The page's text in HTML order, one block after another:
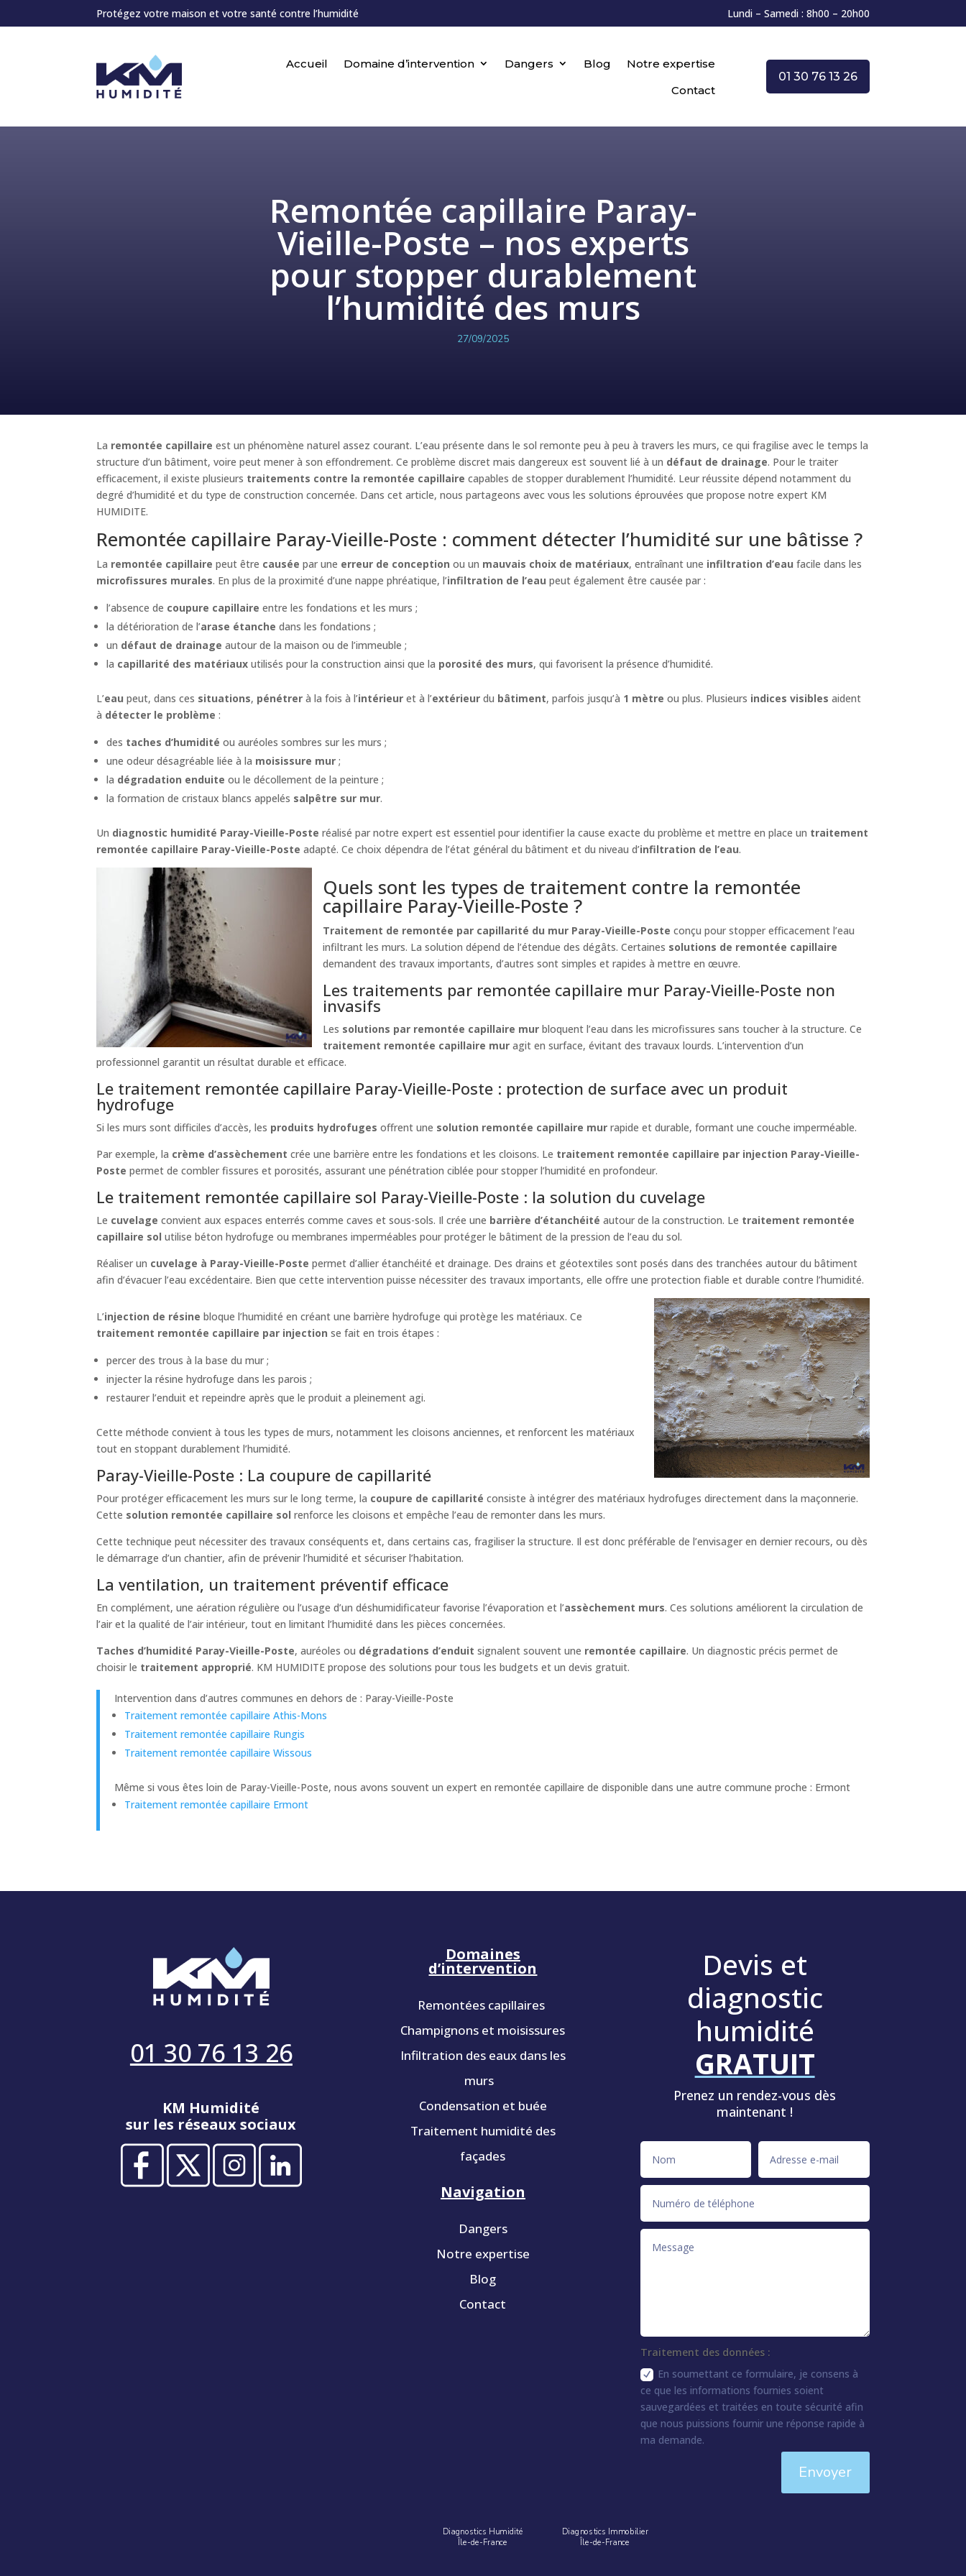
Protégez votre maison et votre santé contre l’humidité Lundi – Samedi : 8h00 – 20h00
Accueil Domaine d’intervention Dangers Blog
Notre expertise
Contact
01 30 76 13 26
Remontée capillaire Paray-
Vieille-Poste – nos experts
pour stopper durablement
l’humidité des murs
27/09/2025
La remontée capillaire est un phénomène naturel assez courant. L’eau présente dans le sol remonte peu à peu à travers les murs, ce qui fragilise avec le temps la
structure d’un bâtiment, voire peut mener à son effondrement. Ce problème discret mais dangereux est souvent lié à un défaut de drainage. Pour le traiter
efficacement, il existe plusieurs traitements contre la remontée capillaire capables de stopper durablement l’humidité. Leur réussite dépend notamment du
degré d’humidité et du type de construction concernée. Dans cet article, nous partageons avec vous les solutions éprouvées que propose notre expert KM
HUMIDITE.
Remontée capillaire Paray-Vieille-Poste : comment détecter l’humidité sur une bâtisse ?
La remontée capillaire peut être causée par une erreur de conception ou un mauvais choix de matériaux, entraînant une infiltration d’eau facile dans les
microfissures murales. En plus de la proximité d’une nappe phréatique, l’infiltration de l’eau peut également être causée par :
l’absence de coupure capillaire entre les fondations et les murs ;
la détérioration de l’arase étanche dans les fondations ;
un défaut de drainage autour de la maison ou de l’immeuble ;
la capillarité des matériaux utilisés pour la construction ainsi que la porosité des murs, qui favorisent la présence d’humidité.
L’eau peut, dans ces situations, pénétrer à la fois à l’intérieur et à l’extérieur du bâtiment, parfois jusqu’à 1 mètre ou plus. Plusieurs indices visibles aident
à détecter le problème :
des taches d’humidité ou auréoles sombres sur les murs ;
une odeur désagréable liée à la moisissure mur ;
la dégradation enduite ou le décollement de la peinture ;
la formation de cristaux blancs appelés salpêtre sur mur.
Un diagnostic humidité Paray-Vieille-Poste réalisé par notre expert est essentiel pour identifier la cause exacte du problème et mettre en place un traitement
remontée capillaire Paray-Vieille-Poste adapté. Ce choix dépendra de l’état général du bâtiment et du niveau d’infiltration de l’eau.
Quels sont les types de traitement contre la remontée
capillaire Paray-Vieille-Poste ?
Traitement de remontée par capillarité du mur Paray-Vieille-Poste conçu pour stopper efficacement l’eau
infiltrant les murs. La solution dépend de l’étendue des dégâts. Certaines solutions de remontée capillaire
demandent des travaux importants, d’autres sont simples et rapides à mettre en œuvre.
Les traitements par remontée capillaire mur Paray-Vieille-Poste non
invasifs
Les solutions par remontée capillaire mur bloquent l’eau dans les microfissures sans toucher à la structure. Ce
traitement remontée capillaire mur agit en surface, évitant des travaux lourds. L’intervention d’un
professionnel garantit un résultat durable et efficace.
Le traitement remontée capillaire Paray-Vieille-Poste : protection de surface avec un produit
hydrofuge
Si les murs sont difficiles d’accès, les produits hydrofuges offrent une solution remontée capillaire mur rapide et durable, formant une couche imperméable.
Par exemple, la crème d’assèchement crée une barrière entre les fondations et les cloisons. Le traitement remontée capillaire par injection Paray-Vieille-
Poste permet de combler fissures et porosités, assurant une pénétration ciblée pour stopper l’humidité en profondeur.
Le traitement remontée capillaire sol Paray-Vieille-Poste : la solution du cuvelage
Le cuvelage convient aux espaces enterrés comme caves et sous-sols. Il crée une barrière d’étanchéité autour de la construction. Le traitement remontée
capillaire sol utilise béton hydrofuge ou membranes imperméables pour protéger le bâtiment de la pression de l’eau du sol.
Réaliser un cuvelage à Paray-Vieille-Poste permet d’allier étanchéité et drainage. Des drains et géotextiles sont posés dans des tranchées autour du bâtiment
afin d’évacuer l’eau excédentaire. Bien que cette intervention puisse nécessiter des travaux importants, elle offre une protection fiable et durable contre l’humidité.
L’injection de résine bloque l’humidité en créant une barrière hydrofuge qui protège les matériaux. Ce
traitement remontée capillaire par injection se fait en trois étapes :
percer des trous à la base du mur ;
injecter la résine hydrofuge dans les parois ;
restaurer l’enduit et repeindre après que le produit a pleinement agi.
Cette méthode convient à tous les types de murs, notamment les cloisons anciennes, et renforcent les matériaux
tout en stoppant durablement l’humidité.
Paray-Vieille-Poste : La coupure de capillarité
Pour protéger efficacement les murs sur le long terme, la coupure de capillarité consiste à intégrer des matériaux hydrofuges directement dans la maçonnerie.
Cette solution remontée capillaire sol renforce les cloisons et empêche l’eau de remonter dans les murs.
Cette technique peut nécessiter des travaux conséquents et, dans certains cas, fragiliser la structure. Il est donc préférable de l’envisager en dernier recours, ou dès
le démarrage d’un chantier, afin de prévenir l’humidité et sécuriser l’habitation.
La ventilation, un traitement préventif efficace
En complément, une aération régulière ou l’usage d’un déshumidificateur favorise l’évaporation et l’assèchement murs. Ces solutions améliorent la circulation de
l’air et la qualité de l’air intérieur, tout en limitant l’humidité dans les pièces concernées.
Taches d’humidité Paray-Vieille-Poste, auréoles ou dégradations d’enduit signalent souvent une remontée capillaire. Un diagnostic précis permet de
choisir le traitement approprié. KM HUMIDITE propose des solutions pour tous les budgets et un devis gratuit.
Intervention dans d’autres communes en dehors de : Paray-Vieille-Poste
Traitement remontée capillaire Athis-Mons
Traitement remontée capillaire Rungis
Traitement remontée capillaire Wissous
Même si vous êtes loin de Paray-Vieille-Poste, nous avons souvent un expert en remontée capillaire de disponible dans une autre commune proche : Ermont
Traitement remontée capillaire Ermont
01 30 76 13 26
KM Humidité
sur les réseaux sociaux
Domaines
d’intervention
Remontées capillaires
Champignons et moisissures
Infiltration des eaux dans les
murs
Condensation et buée
Traitement humidité des
façades
Navigation
Dangers
Notre expertise
Blog
Contact
Devis et
diagnostic
humidité
GRATUIT
Prenez un rendez-vous dès
maintenant !
Traitement des données :
En soumettant ce formulaire, je consens à
ce que les informations fournies soient
sauvegardées et traitées en toute sécurité afin
que nous puissions fournir une réponse rapide à
ma demande.
Envoyer
Diagnostics Humidité
Île-de-France
Diagnostics Immobilier
Île-de-France